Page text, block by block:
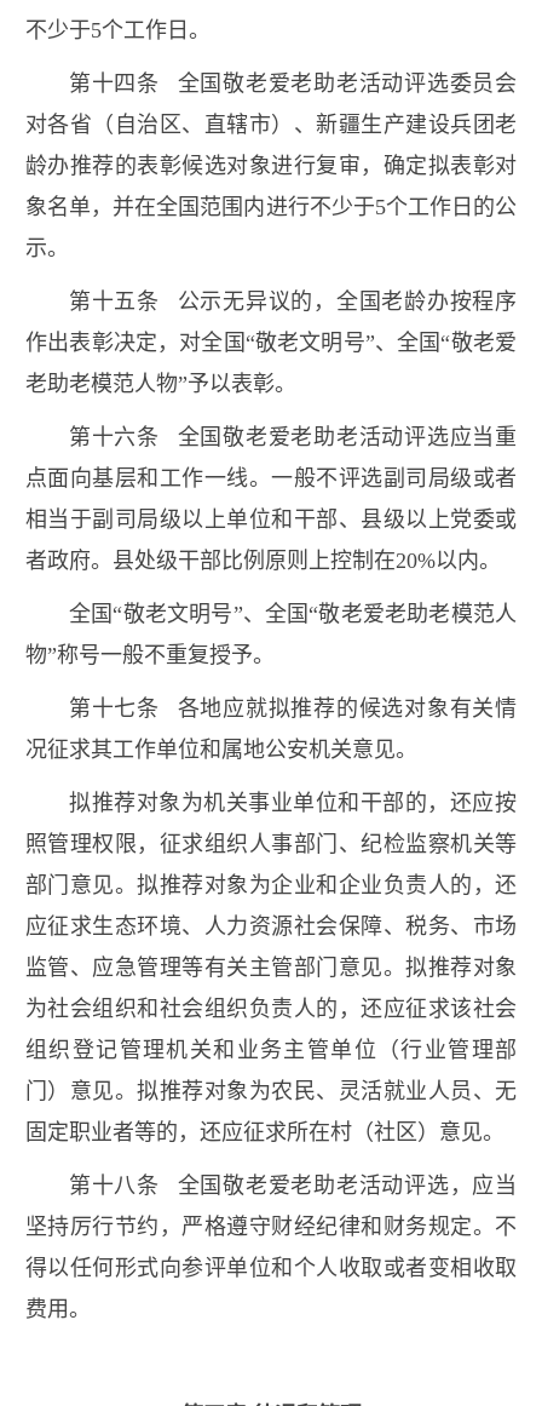
不少于5个工作日。
第十四条 全国敬老爱老助老活动评选委员会
对各省（自治区、直辖市）、新疆生产建设兵团老
龄办推荐的表彰候选对象进行复审，确定拟表彰对
象名单，并在全国范围内进行不少于5个工作日的公
示。
第十五条 公示无异议的，全国老龄办按程序
作出表彰决定，对全国“敬老文明号”、全国“敬老爱
老助老模范人物”予以表彰。
第十六条 全国敬老爱老助老活动评选应当重
点面向基层和工作一线。一般不评选副司局级或者
相当于副司局级以上单位和干部、县级以上党委或
者政府。县处级干部比例原则上控制在20%以内。
全国“敬老文明号”、全国“敬老爱老助老模范人
物”称号一般不重复授予。
第十七条 各地应就拟推荐的候选对象有关情
况征求其工作单位和属地公安机关意见。
拟推荐对象为机关事业单位和干部的，还应按
照管理权限，征求组织人事部门、纪检监察机关等
部门意见。拟推荐对象为企业和企业负责人的，还
应征求生态环境、人力资源社会保障、税务、市场
监管、应急管理等有关主管部门意见。拟推荐对象
为社会组织和社会组织负责人的，还应征求该社会
组织登记管理机关和业务主管单位（行业管理部
门）意见。拟推荐对象为农民、灵活就业人员、无
固定职业者等的，还应征求所在村（社区）意见。
第十八条 全国敬老爱老助老活动评选，应当
坚持厉行节约，严格遵守财经纪律和财务规定。不
得以任何形式向参评单位和个人收取或者变相收取
费用。